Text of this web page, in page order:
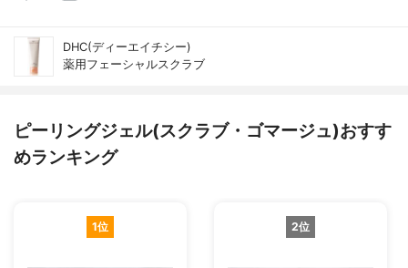
DHC(ディーエイチシー)
薬用フェーシャルスクラブ
ピーリングジェル(スクラブ・ゴマージュ)おすす
めランキング
1位 2位